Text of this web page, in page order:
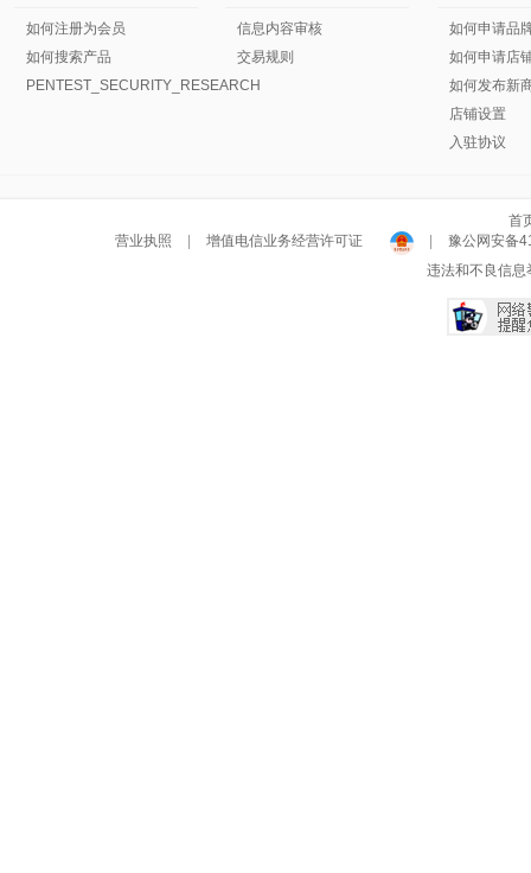
如何注册为会员
如何搜索产品
PENTEST_SECURITY_RESEARCH
信息内容审核
交易规则
如何申请品
如何申请店
如何发布新
店铺设置
入驻协议
首
营业执照
增值电信业务经营许可证
豫公网安备
违法和不良信